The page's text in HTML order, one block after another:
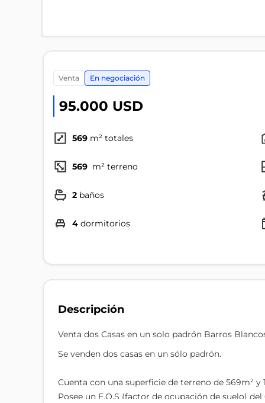
venta En negociación
95.000 USD
569 m² totales
569 m² terreno
2 baños
4 dormitorios
Descripción
Venta dos Casas en un solo padrón Barros
Se venden dos casas en un sólo padrón.
Cuenta con una superficie de terreno de 569m² y
Posee un F.O.S (factor de ocupación de suelo)